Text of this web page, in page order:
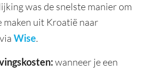
was de snelste manier om
maken uit Kroatië naar
Wise.
wanneer je een